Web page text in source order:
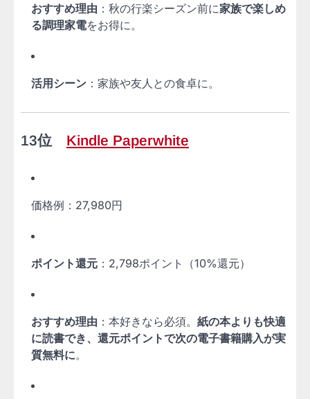
おすすめ理由 ：秋の行楽シーズン前に家族で楽しめ
る調理家電をお得に。
活用シーン ：家族や友人との食卓に。
13位 Kindle Paperwhite
価格例：27,980円
ポイント還元 ：2,798ポイント（10%還元）
おすすめ理由 ：本好きなら必須。 紙の本よりも快適
に読書でき、還元ポイントで次の電子書籍購入が実
質無料に。